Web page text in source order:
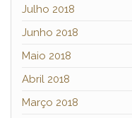
Julho 2018
Junho 2018
Maio 2018
Abril 2018
Março 2018